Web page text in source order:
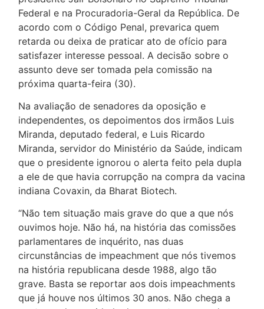
Federal e na Procuradoria-Geral da República. De
acordo com o Código Penal, prevarica quem
retarda ou deixa de praticar ato de ofício para
satisfazer interesse pessoal. A decisão sobre o
assunto deve ser tomada pela comissão na
próxima quarta-feira (30).
Na avaliação de senadores da oposição e
independentes, os depoimentos dos irmãos Luis
Miranda, deputado federal, e Luis Ricardo
Miranda, servidor do Ministério da Saúde, indicam
que o presidente ignorou o alerta feito pela dupla
a ele de que havia corrupção na compra da vacina
indiana Covaxin, da Bharat Biotech.
“Não tem situação mais grave do que a que nós
ouvimos hoje. Não há, na história das comissões
parlamentares de inquérito, nas duas
circunstâncias de impeachment que nós tivemos
na história republicana desde 1988, algo tão
grave. Basta se reportar aos dois impeachments
que já houve nos últimos 30 anos. Não chega a